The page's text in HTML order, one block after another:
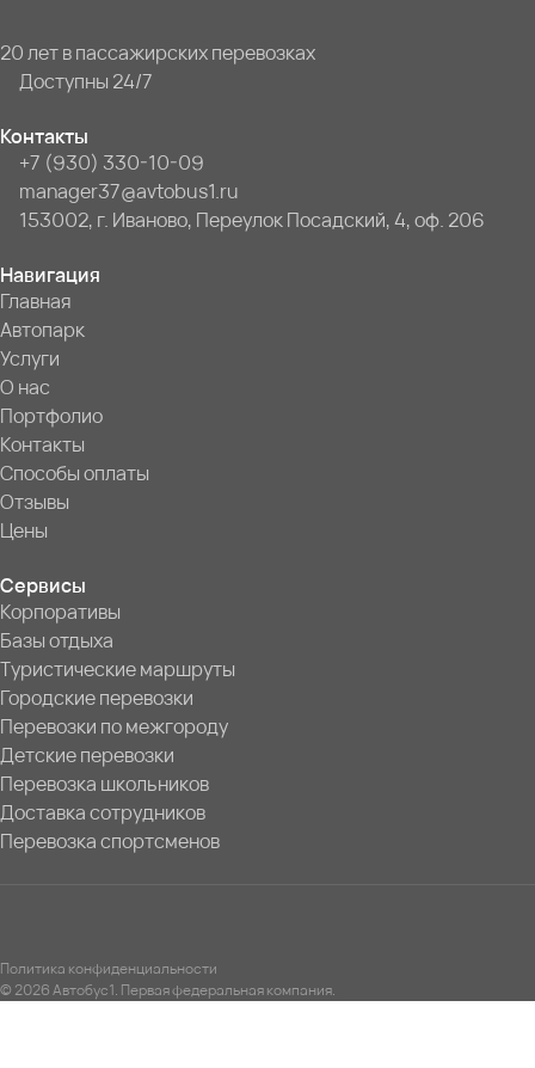
20 лет в пассажирских перевозках
Доступны 24/7
Контакты
+7 (930) 330-10-09
manager37@avtobus1.ru
153002, г. Иваново, Переулок Посадский, 4, оф. 206
Навигация
Главная
Автопарк
Услуги
О нас
Портфолио
Контакты
Способы оплаты
Отзывы
Цены
Сервисы
Корпоративы
Базы отдыха
Туристические маршруты
Городские перевозки
Перевозки по межгороду
Детские перевозки
Перевозка школьников
Доставка сотрудников
Перевозка спортсменов
Политика конфиденциальности
© 2026 Автобус1. Первая федеральная компания.